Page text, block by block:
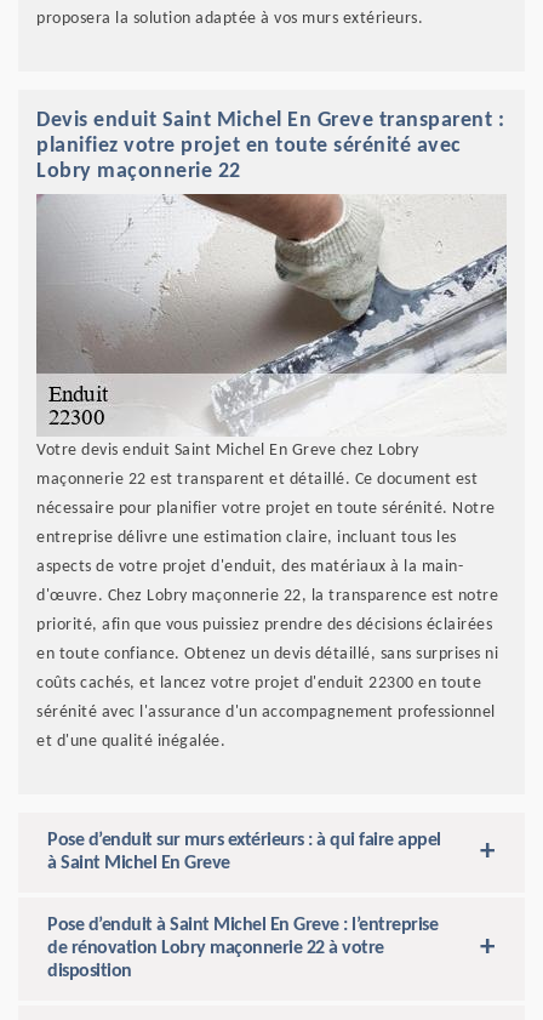
proposera la solution adaptée à vos murs extérieurs.
Devis enduit Saint Michel En Greve transparent :
planifiez votre projet en toute sérénité avec
Lobry maçonnerie 22
Votre devis enduit Saint Michel En Greve chez Lobry
maçonnerie 22 est transparent et détaillé. Ce document est
nécessaire pour planifier votre projet en toute sérénité. Notre
entreprise délivre une estimation claire, incluant tous les
aspects de votre projet d'enduit, des matériaux à la main-
d'œuvre. Chez Lobry maçonnerie 22, la transparence est notre
priorité, afin que vous puissiez prendre des décisions éclairées
en toute confiance. Obtenez un devis détaillé, sans surprises ni
coûts cachés, et lancez votre projet d'enduit 22300 en toute
sérénité avec l'assurance d'un accompagnement professionnel
et d'une qualité inégalée.
Pose d’enduit sur murs extérieurs : à qui faire appel
à Saint Michel En Greve
Pose d’enduit à Saint Michel En Greve : l’entreprise
de rénovation Lobry maçonnerie 22 à votre
disposition